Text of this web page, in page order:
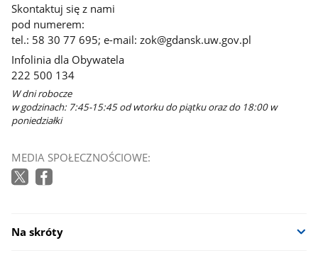
Skontaktuj się z nami
pod numerem:
tel.: 58 30 77 695; e-mail: zok@gdansk.uw.gov.pl
Infolinia dla Obywatela
222 500 134
W dni robocze
w godzinach: 7:45-15:45 od wtorku do piątku oraz do 18:00 w
poniedziałki
MEDIA SPOŁECZNOŚCIOWE:
Na skróty